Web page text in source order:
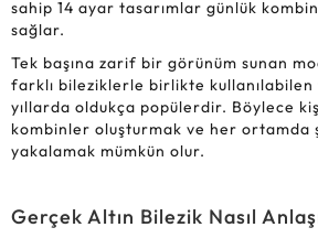
sahip 14 ayar tasarımlar günlük
sağlar.
Tek başına zarif bir görünüm sunan
farklı bileziklerle birlikte kullanılabilen
yıllarda oldukça popülerdir. Böylece
kombinler oluşturmak ve her ortamda
yakalamak mümkün olur.
Gerçek Altın Bilezik Nasıl